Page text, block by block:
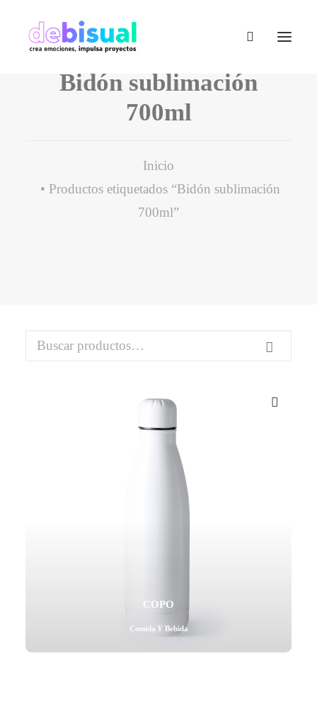
Bidón sublimación
700ml
Inicio
Productos etiquetados “Bidón sublimación
700ml”
Buscar
COPO
Comida Y Bebida